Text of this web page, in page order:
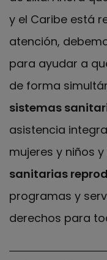
y el Caribe está
atención,
para ayudar a
de forma
sistemas
asistencia
mujeres y niños y
sanitarias
programas y
derechos para